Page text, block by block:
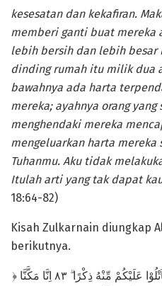
kesesatan dan kekafiran.
memberi ganti buat mereka
lebih bersih dan lebih besar
dinding rumah itu milik dua
bawahnya ada harta
mereka; ayahnya orang yang
menghendaki mereka
mengeluarkan harta
Tuhanmu. Aku tidak
Itulah arti yang tak dapat
18:64-82)
Kisah Zulkarnain diungkap
berikutnya.
﴿ وَيَسْـَٔلُوْنَكَ عَنْ ذِى الْقَرْنَيْنِۗ قُلْ سَاَتْلُوْا عَلَيْكُمْ مِّنْهُ ذِكْرًا ۗ ٨٣ اِنَّا مَكَّنَّا